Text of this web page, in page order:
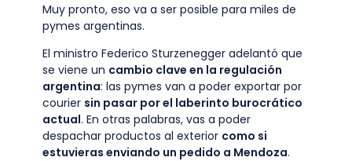
Muy pronto, eso va a ser posible para miles de
pymes argentinas.
El ministro Federico Sturzenegger adelantó que
se viene un cambio clave en la regulación
argentina: las pymes van a poder exportar por
courier sin pasar por el laberinto burocrático
actual. En otras palabras, vas a poder
despachar productos al exterior como si
estuvieras enviando un pedido a Mendoza.